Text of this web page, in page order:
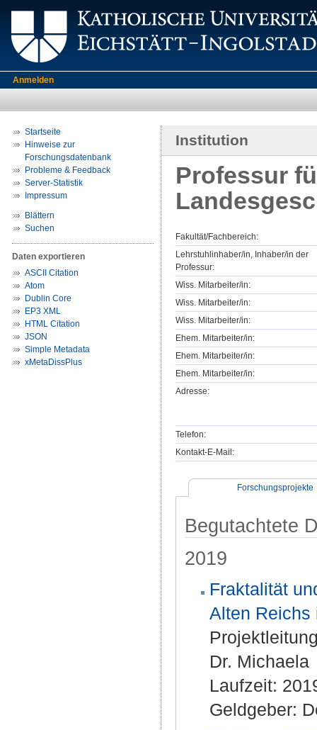
Anmelden
Startseite
Hinweise zur
Forschungsdatenbank
Probleme & Feedback
Server-Statistik
Impressum
Blättern
Suchen
Daten exportieren
ASCII Citation
Atom
Dublin Core
EP3 XML
HTML Citation
JSON
Simple Metadata
xMetaDissPlus
Institution
Professur
Fakultät/Fachbereich:
Lehrstuhlinhaber/in, Inhaber/in der
Professur:
Wiss. Mitarbeiter/in:
Wiss. Mitarbeiter/in:
Wiss. Mitarbeiter/in:
Ehem. Mitarbeiter/in:
Ehem. Mitarbeiter/in:
Ehem. Mitarbeiter/in:
Adresse:
Telefon:
Kontakt-E-Mail:
Forschungsprojekte
Begutachtete
2019
Fraktalität
Alten Reichs
Dr. Michaela
Laufzeit:
Geldgeber: